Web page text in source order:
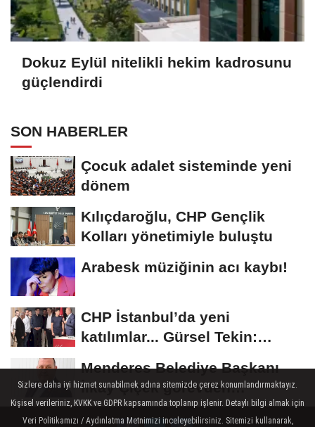
Dokuz Eylül nitelikli hekim kadrosunu
güçlendirdi
SON HABERLER
Çocuk adalet sisteminde yeni
dönem
Kılıçdaroğlu, CHP Gençlik
Kolları yönetimiyle buluştu
Arabesk müziğinin acı kaybı!
CHP İstanbul’da yeni
katılımlar... Gürsel Tekin:
Menderes Belediye Başkanı
İlkay Çiçek görevden
uzaklaştırıldı
Sizlere daha iyi hizmet sunabilmek adına sitemizde çerez konumlandırmaktayız.
Kişisel verileriniz, KVKK ve GDPR kapsamında toplanıp işlenir. Detaylı bilgi almak için
Veri Politikamızı / Aydınlatma Metnimizi inceleyebilirsiniz. Sitemizi kullanarak,